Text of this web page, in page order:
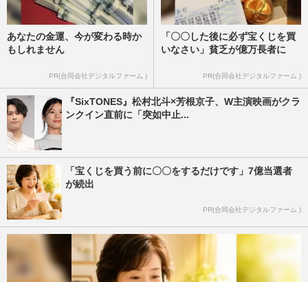
あなたの金運、今が変わる時か
もしれません
PR(合同会社デジタルファーム )
「〇〇した後に必ず宝くじを買
いなさい」貧乏が億万長者に
PR(合同会社デジタルファーム )
『SixTONES』松村北斗×芳根京子、W主演映画がクラ
ンクイン直前に「突如中止...
「宝くじを買う前に〇〇をするだけです」7億当選者
が続出
PR(合同会社デジタルファーム )